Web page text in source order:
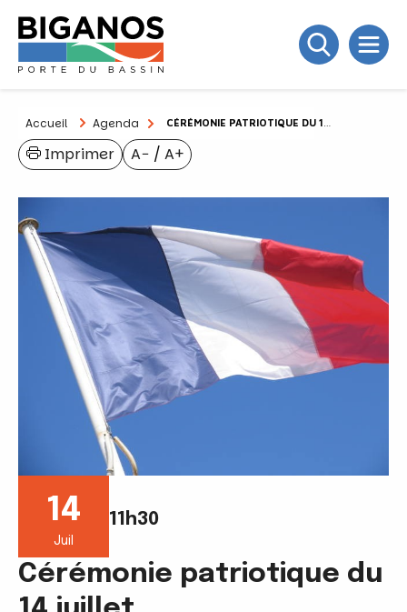
Accueil Agenda CÉRÉMONIE PATRIOTIQUE DU 14 JUILLET
A− / A+
Imprimer
14
Juil
11h30
Cérémonie patriotique du